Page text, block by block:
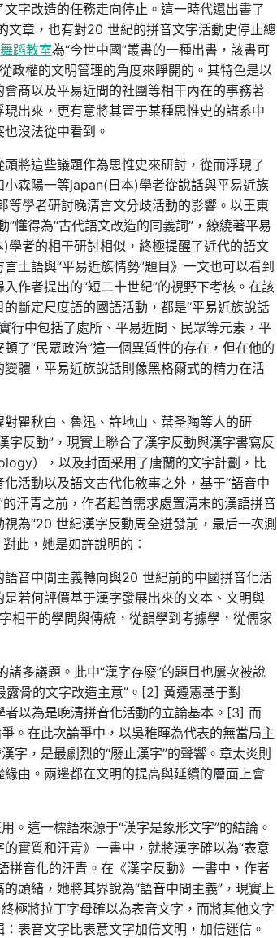
字改造的任務走向停止。這一時代還出書了
文章，也有對20 世紀的拼音文字活動史停止總
舞蹈教室為“今世中國”叢書的一種出書，該書可
政權的文明管理的角度來睜開的。其特色是以
商以及平易近間的社團等相干內在的事務著
出來，更有意將其置于某種思惟史的譜系中
沒法從中看到。
將這些議題作為思惟史來研討，從而浮現了
森陽一等japan(日本)學者從說話與平易近族
學者研討晚清言文分歧活動的影響。以王東
懂得為“古代語文改造的同義詞”，繚繞著平易
者的相干研討相似，終極提醒了近代的語文
土語與“平易近族情勢”題目》一文也可以看到
作者提出的“短二十世紀”的視野下考核。在該
斷定尺度語的國語活動，都是“平易近族說話
行中包括了處所、平易近間、民眾等元素，平
了“民眾政治”這一個異質性的存在，但在他的
體，平易近族說話則像黑格爾式的精力在活
瞿秋白、魯迅、許地山、葉圣陶等人的研
反動”，現實上聯合了漢字反動與漢字書寫反
），以及封面采用了唐蘭的文字計劃，比
活動以及語文古代化敘事之外，基于“語音中
汗青之前，作者起首需求處置清末的漢語拼音
為“20 世紀漢字反動周全迸發前，最后一次測
此，她是如許說明的：
音中間主義轉向與20 世紀前的中國拼音化活
若何評價基于漢字發展出來的文本、文明與
相干的學問與傳統，從韻學到考據學，從儒家
多議題。此中“漢字存廢”的題目也屢次被說
露骨的文字改造主意”。[2] 黃遵憲基于對
者以為是晚清拼音化活動的立論基本。[3] 而
。在此次論爭中，以吳稚暉為代表的無當局主
字，是最劇烈的“廢止漢字”的聲響。章太炎則
由。兩邊都在文明的提高與延續的層面上會
。這一標語來源于“漢字是象形文字”的結論。
實質和汗青》一書中，就將漢字確以為“表意
拼音化的汗青。在《漢字反動》一書中，作者
頭緒，她將其界說為“語音中間主義”，現實上
極將拉丁字母確以為表音文字，而將其他文字
表音文字比表意文字加倍文明，加倍迷信。